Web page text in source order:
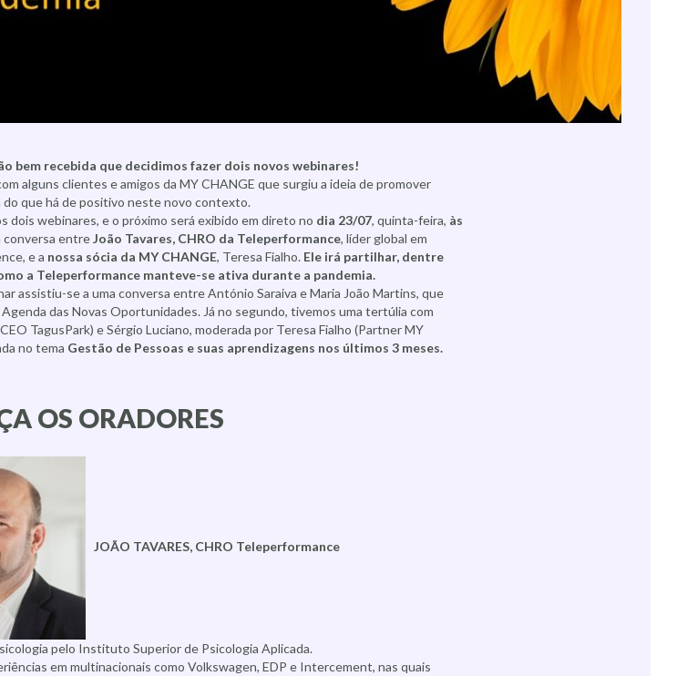
bem recebida que decidimos fazer dois novos webinares!
alguns clientes e amigos da MY CHANGE que surgiu a ideia de promover
do que há de positivo neste novo contexto.
dois webinares, e o próximo será exibido em direto no dia 23/07, quinta-feira, às
conversa entreJoão Tavares, CHRO da Teleperformance, líder global em
e a nossa sócia da MY CHANGE, Teresa Fialho. Ele irá partilhar, dentre
a Teleperformance manteve-se ativa durante a pandemia.
assistiu-se a uma conversa entre António Saraiva e Maria João Martins, que
Agenda das Novas Oportunidades. Já no segundo, tivemos uma tertúlia com
TagusPark) e Sérgio Luciano, moderada por Teresa Fialho (Partner MY
no tema Gestão de Pessoas e suas aprendizagens nos últimos 3 meses.
OS ORADORES
JOÃO TAVARES, CHRO Teleperformance
pelo Instituto Superior de Psicologia Aplicada.
em multinacionais como Volkswagen, EDP e Intercement, nas quais